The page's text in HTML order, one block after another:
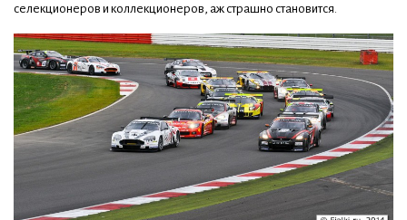
селекционеров и коллекционеров, аж страшно становится.